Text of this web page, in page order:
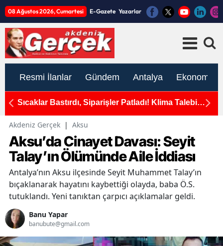
08 Ağustos 2026, Cumartesi E-Gazete Yazarlar
Resmi İlanlar Gündem Antalya Ekonomi
Sıcaklar Bastırdı, Siparişler Patladı! Klima Talebi
Akdeniz Gerçek | Aksu
Aksu’da Cinayet Davası: Seyit
Talay’ın Ölümünde Aile İddiası
Antalya’nın Aksu ilçesinde Seyit Muhammet Talay’ın
bıçaklanarak hayatını kaybettiği olayda, baba Ö.S.
tutuklandı. Yeni tanıktan çarpıcı açıklamalar geldi.
Banu Yapar
banubute@gmail.com